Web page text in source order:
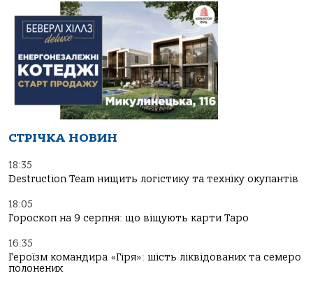
СТРІЧКА НОВИН
18:35
Destruction Team нищить логістику та техніку окупантів
18:05
Гороскоп на 9 серпня: що віщують карти Таро
16:35
Героїзм командира «Гіря»: шість ліквідованих та семеро
полонених